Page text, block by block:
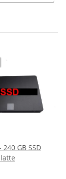
240 GB SSD